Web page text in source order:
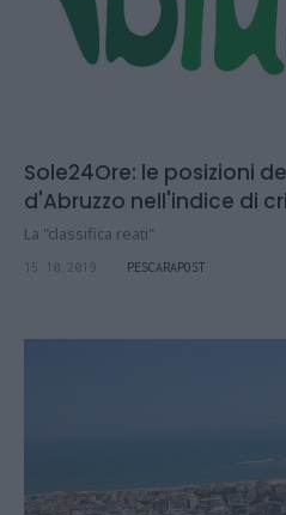
Sole24Ore: le posizioni
d'Abruzzo nell'indice di
La "classifica reati"
15.10.2019 PESCARAPOST